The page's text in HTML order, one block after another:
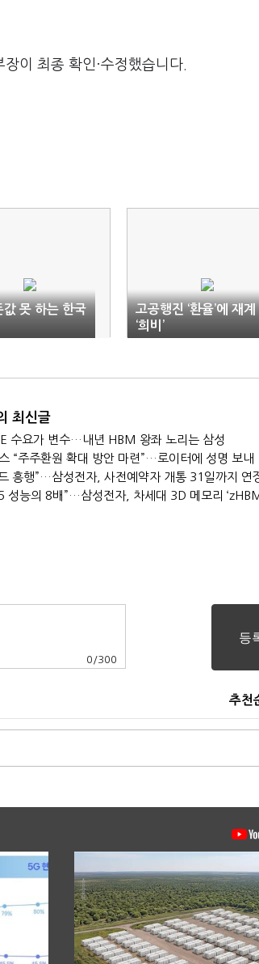
이 최종 확인·수정했습니다.
값 못 하는 한국
고공행진 ‘환율’에 재계
‘희비’
최신글
수요가 변수…내년 HBM 왕좌 노리는 삼성
“주주환원 확대 방안 마련”…로이터에 성명 보내
흥행”…삼성전자, 사전예약자 개통 31일까지 연
성능의 8배”…삼성전자, 차세대 3D 메모리
0 /300
추천